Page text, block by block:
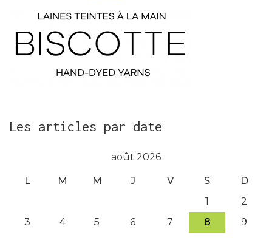
Les articles par date
août 2026
L M M J V S
D
1
2
3
4 5 6 7 8
9